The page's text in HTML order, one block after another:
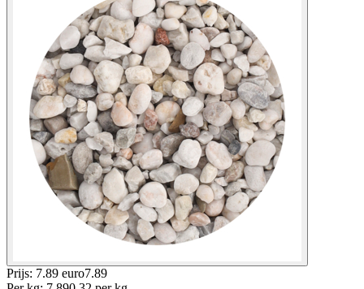
Prijs: 7.89 euro7.89